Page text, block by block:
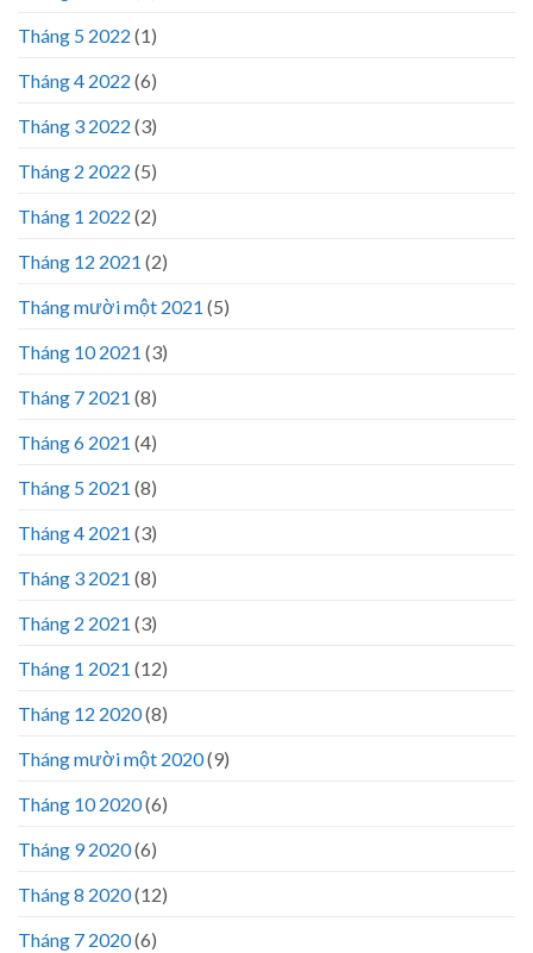
Tháng 5 2022 (1)
Tháng 4 2022 (6)
Tháng 3 2022 (3)
Tháng 2 2022 (5)
Tháng 1 2022 (2)
Tháng 12 2021 (2)
Tháng mười một 2021 (5)
Tháng 10 2021 (3)
Tháng 7 2021 (8)
Tháng 6 2021 (4)
Tháng 5 2021 (8)
Tháng 4 2021 (3)
Tháng 3 2021 (8)
Tháng 2 2021 (3)
Tháng 1 2021 (12)
Tháng 12 2020(8)
Tháng mười một 2020(9)
Tháng 10 2020(6)
Tháng 9 2020(6)
Tháng 8 2020(12)
Tháng 7 2020(6)